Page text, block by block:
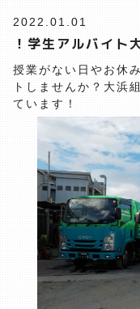
2022.01.01
！学生アルバイト
授業がない日やお休
トしませんか？大浜
ています！